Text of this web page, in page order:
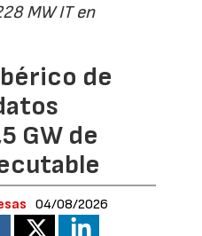
MW IT en
de
GW de
04/08/2026